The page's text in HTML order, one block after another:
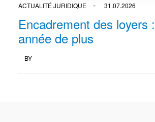
ACTUALITÉ JURIDIQUE 31.07.2026
Encadrement des loyers
année de plus
BY